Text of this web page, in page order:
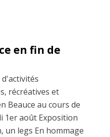
en fin de
récréatives et
Beauce au cours de
1er août Exposition
un legs En hommage